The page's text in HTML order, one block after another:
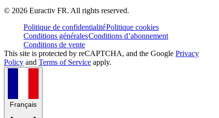
© 2026 Euractiv FR. All rights reserved.
Politique de confidentialitéPolitique cookies
Conditions généralesConditions d’abonnement
Conditions de vente
This site is protected by reCAPTCHA, and the Google Privacy
Policy and Terms of Service apply.
Français